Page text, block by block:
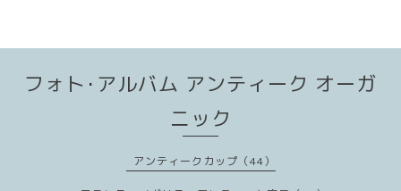
フォト･アルバム アンティーク オーガ
ニック
アンティークカップ（44）